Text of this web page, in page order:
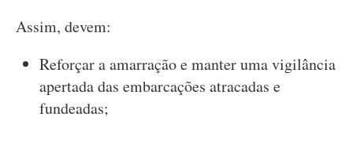
Assim, devem:
Reforçar a amarração e manter uma vigilância
apertada das embarcações atracadas e
fundeadas;